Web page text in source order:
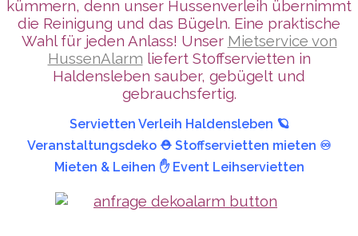
kümmern, denn unser Hussenverleih übernimmt
die Reinigung und das Bügeln. Eine praktische
Wahl für jeden Anlass! Unser Mietservice von
HussenAlarm liefert Stoffservietten in
Haldensleben sauber, gebügelt und
gebrauchsfertig.
Servietten Verleih Haldensleben 🪐
Veranstaltungsdeko ⛑️ Stoffservietten mieten ♾️
Mieten & Leihen ✋ Event Leihservietten